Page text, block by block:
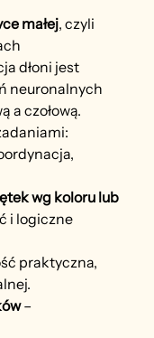
małej, czyli
dłoni jest
neuronalnych
a czołową.
wg koloru lub
i logiczne
praktyczna,
–